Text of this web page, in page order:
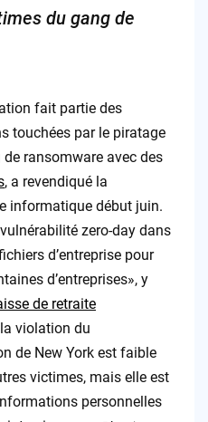
du gang de
fait partie des
touchées par le piratage
ransomware avec des
, a revendiqué la
informatique début juin.
zero-day dans
d’entreprise pour
d’entreprises», y
de retraite
la violation du
de New York est faible
victimes, mais elle est
personnelles